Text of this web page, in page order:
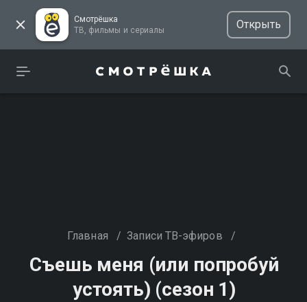
Смотрёшка
ТВ, фильмы и сериалы
Открыть
Главная / Записи ТВ-эфиров /
Съешь меня (или попробуй
устоять) (сезон 1)